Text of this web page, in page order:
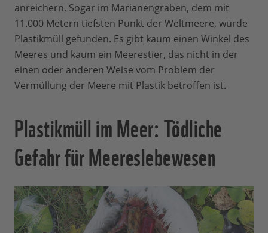
anreichern. Sogar im Marianengraben, dem mit
11.000 Metern tiefsten Punkt der Weltmeere, wurde
Plastikmüll gefunden. Es gibt kaum einen Winkel des
Meeres und kaum ein Meerestier, das nicht in der
einen oder anderen Weise vom Problem der
Vermüllung der Meere mit Plastik betroffen ist.
Plastikmüll im Meer: Tödliche
Gefahr für Meereslebewesen